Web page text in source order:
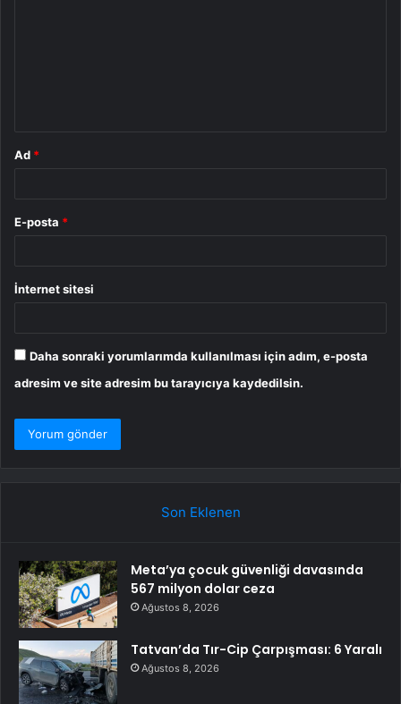
Ad *
E-posta *
İnternet sitesi
Daha sonraki yorumlarımda kullanılması için adım, e-posta
adresim ve site adresim bu tarayıcıya kaydedilsin.
Son Eklenen
Meta’ya çocuk güvenliği davasında
567 milyon dolar ceza
Ağustos 8, 2026
Tatvan’da Tır-Cip Çarpışması: 6 Yaralı
Ağustos 8, 2026